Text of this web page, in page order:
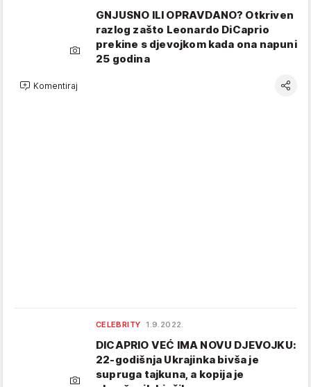
GNJUSNO ILI OPRAVDANO? Otkriven
razlog zašto Leonardo DiCaprio
prekine s djevojkom kada ona napuni
25 godina
Komentiraj
CELEBRITY 1.9.2022.
DICAPRIO VEĆ IMA NOVU DJEVOJKU:
22-godišnja Ukrajinka bivša je
supruga tajkuna, a kopija je